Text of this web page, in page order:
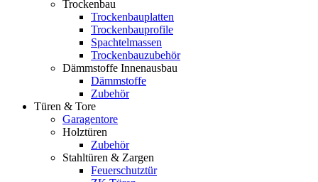
Trockenbau
Trockenbauplatten
Trockenbauprofile
Spachtelmassen
Trockenbauzubehör
Dämmstoffe Innenausbau
Dämmstoffe
Zubehör
Türen & Tore
Garagentore
Holztüren
Zubehör
Stahltüren & Zargen
Feuerschutztür